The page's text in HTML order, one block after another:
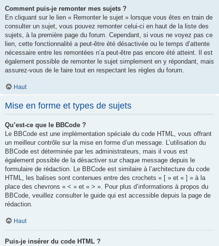
Comment puis-je remonter mes sujets ?
En cliquant sur le lien « Remonter le sujet » lorsque vous êtes en train de
consulter un sujet, vous pouvez remonter celui-ci en haut de la liste des
sujets, à la première page du forum. Cependant, si vous ne voyez pas ce
lien, cette fonctionnalité a peut-être été désactivée ou le temps d’attente
nécessaire entre les remontées n’a peut-être pas encore été atteint. Il est
également possible de remonter le sujet simplement en y répondant, mais
assurez-vous de le faire tout en respectant les règles du forum.
Haut
Mise en forme et types de sujets
Qu’est-ce que le BBCode ?
Le BBCode est une implémentation spéciale du code HTML, vous offrant
un meilleur contrôle sur la mise en forme d’un message. L’utilisation du
BBCode est déterminée par les administrateurs, mais il vous est
également possible de la désactiver sur chaque message depuis le
formulaire de rédaction. Le BBCode est similaire à l’architecture du code
HTML, les balises sont contenues entre des crochets « [ » et « ] » à la
place des chevrons « < » et « > ». Pour plus d’informations à propos du
BBCode, veuillez consulter le guide qui est accessible depuis la page de
rédaction.
Haut
Puis-je insérer du code HTML ?